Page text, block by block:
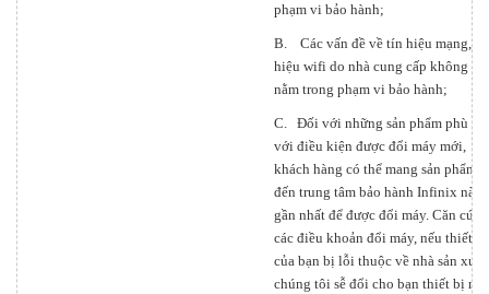
phạm vi bảo hành;
B. Các vấn đề về tín hiệu mạng,
hiệu wifi do nhà cung cấp không
nằm trong phạm vi bảo hành;
C. Đối với những sản phẩm phù
với điều kiện được đổi máy mới,
khách hàng có thể mang sản phẩm
đến trung tâm bảo hành Infinix nào
gần nhất để được đổi máy. Căn cứ
các điều khoản đổi máy, nếu thiết bị
của bạn bị lỗi thuộc về nhà sản xuất,
chúng tôi sễ đổi cho bạn thiết bị